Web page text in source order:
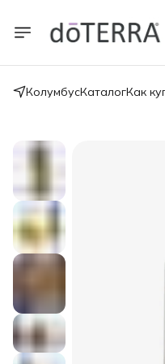
КолумбусКаталогКак